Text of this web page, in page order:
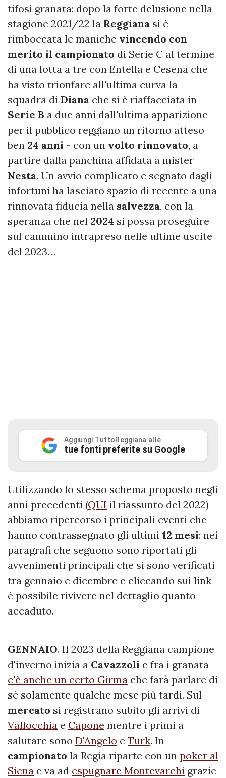
tifosi granata: dopo la forte delusione nella
stagione 2021/22 la Reggiana si è
rimboccata le maniche vincendo con
merito il campionato di Serie C al termine
di una lotta a tre con Entella e Cesena che
ha visto trionfare all'ultima curva la
squadra di Diana che si è riaffacciata in
Serie B a due anni dall'ultima apparizione -
per il pubblico reggiano un ritorno atteso
ben 24 anni - con un volto rinnovato, a
partire dalla panchina affidata a mister
Nesta. Un avvio complicato e segnato dagli
infortuni ha lasciato spazio di recente a una
rinnovata fiducia nella salvezza, con la
speranza che nel 2024 si possa proseguire
sul cammino intrapreso nelle ultime uscite
del 2023…
Aggiungi TuttoReggiana alle
tue fonti preferite su Google
Utilizzando lo stesso schema proposto negli
anni precedenti (QUI il riassunto del 2022)
abbiamo ripercorso i principali eventi che
hanno contrassegnato gli ultimi 12 mesi: nei
paragrafi che seguono sono riportati gli
avvenimenti principali che si sono verificati
tra gennaio e dicembre e cliccando sui link
è possibile rivivere nel dettaglio quanto
accaduto.
GENNAIO. Il 2023 della Reggiana campione
d'inverno inizia a Cavazzoli e fra i granata
c'è anche un certo Girma che farà parlare di
sé solamente qualche mese più tardi. Sul
mercato si registrano subito gli arrivi di
Vallocchia e Capone mentre i primi a
salutare sono D'Angelo e Turk. In
campionato la Regia riparte con un poker al
Siena e va ad espugnare Montevarchi grazie